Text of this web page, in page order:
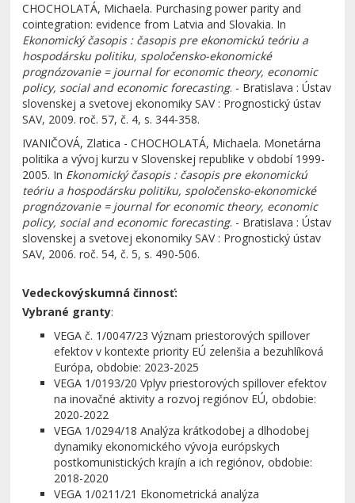
CHOCHOLATÁ, Michaela. Purchasing power parity and
cointegration: evidence from Latvia and Slovakia. In
Ekonomický časopis : časopis pre ekonomickú teóriu a
hospodársku politiku, spoločensko-ekonomické
prognózovanie = journal for economic theory, economic
policy, social and economic forecasting. - Bratislava : Ústav
slovenskej a svetovej ekonomiky SAV : Prognostický ústav
SAV, 2009. roč. 57, č. 4, s. 344-358.
IVANIČOVÁ, Zlatica - CHOCHOLATÁ, Michaela. Monetárna
politika a vývoj kurzu v Slovenskej republike v období 1999-
2005. In Ekonomický časopis : časopis pre ekonomickú
teóriu a hospodársku politiku, spoločensko-ekonomické
prognózovanie = journal for economic theory, economic
policy, social and economic forecasting. - Bratislava : Ústav
slovenskej a svetovej ekonomiky SAV : Prognostický ústav
SAV, 2006. roč. 54, č. 5, s. 490-506.
Vedeckovýskumná činnosť:
Vybrané granty:
VEGA č. 1/0047/23 Význam priestorových spillover
efektov v kontexte priority EÚ zelenšia a bezuhlíková
Európa, obdobie: 2023-2025
VEGA 1/0193/20 Vplyv priestorových spillover efektov
na inovačné aktivity a rozvoj regiónov EÚ, obdobie:
2020-2022
VEGA 1/0294/18 Analýza krátkodobej a dlhodobej
dynamiky ekonomického vývoja európskych
postkomunistických krajín a ich regiónov, obdobie:
2018-2020
VEGA 1/0211/21 Ekonometrická analýza